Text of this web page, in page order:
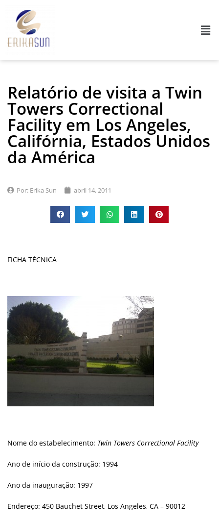
Relatório de visita a Twin
Towers Correctional
Facility em Los Angeles,
Califórnia, Estados Unidos
da América
Por: Erika Sun abril 14, 2011
FICHA TÉCNICA
Nome do estabelecimento: Twin Towers Correctional Facility
Ano de início da construção: 1994
Ano da inauguração: 1997
Endereço: 450 Bauchet Street, Los Angeles, CA – 90012